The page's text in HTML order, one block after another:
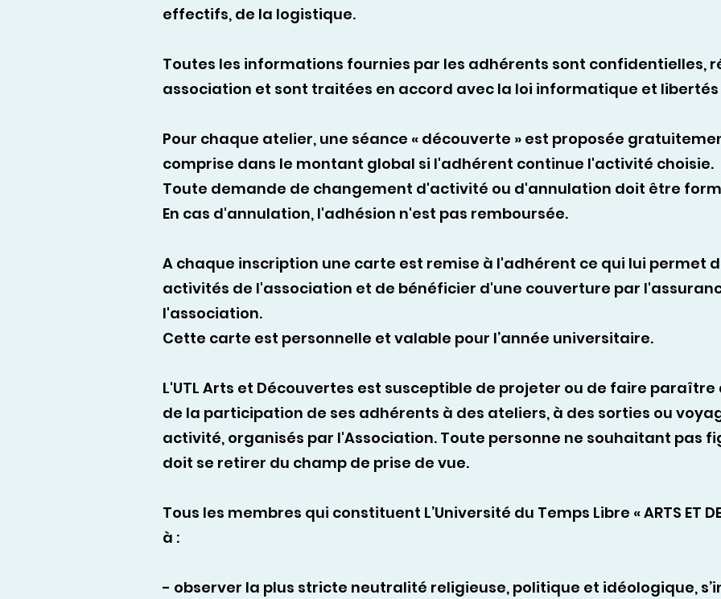
effectifs, de la logistique.
Toutes les informations fournies par les adhérents sont confidentielles,
association et sont traitées en accord avec la loi informatique et libertés
Pour chaque atelier, une séance « découverte » est proposée
comprise dans le montant global si l'adhérent continue l'activité choisie.
Toute demande de changement d'activité ou d'annulation doit être
En cas d'annulation, l'adhésion n'est pas remboursée.
A chaque inscription une carte est remise à l'adhérent ce qui lui permet
activités de l'association et de bénéficier d'une couverture par
l'association.
Cette carte est personnelle et valable pour l’année universitaire.
L'UTL Arts et Découvertes est susceptible de projeter ou de faire
de la participation de ses adhérents à des ateliers, à des sorties ou
activité, organisés par l'Association. Toute personne ne souhaitant pas
doit se retirer du champ de prise de vue.
Tous les membres qui constituent L’Université du Temps Libre « ARTS ET
à :
- observer la plus stricte neutralité religieuse, politique et idéologique,